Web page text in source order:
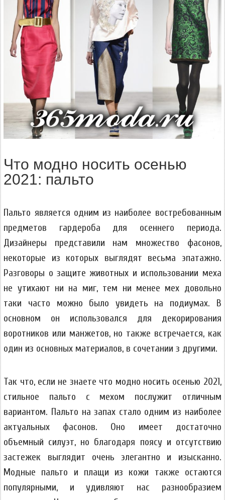
Что модно носить осенью
2021: пальто
Пальто является одним из наиболее востребованным
предметов гардероба для осеннего периода.
Дизайнеры представили нам множество фасонов,
некоторые из которых выглядят весьма эпатажно.
Разговоры о защите животных и использовании меха
не утихают ни на миг, тем ни менее мех довольно
таки часто можно было увидеть на подиумах. В
основном он использовался для декорирования
воротников или манжетов, но также встречается, как
один из основных материалов, в сочетании з другими.
Так что, если не знаете что модно носить осенью 2021,
стильное пальто с мехом послужит отличным
вариантом. Пальто на запах стало одним из наиболее
актуальных фасонов. Оно имеет достаточно
объемный силуэт, но благодаря поясу и отсутствию
застежек выглядит очень элегантно и изысканно.
Модные пальто и плащи из кожи также остаются
популярными, и удивляют нас разнообразием